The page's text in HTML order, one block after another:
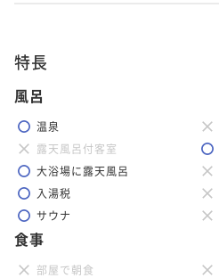
特長
風呂
温泉
露天風呂付客室
大浴場に露天風呂
入湯税
サウナ
食事
部屋で朝食